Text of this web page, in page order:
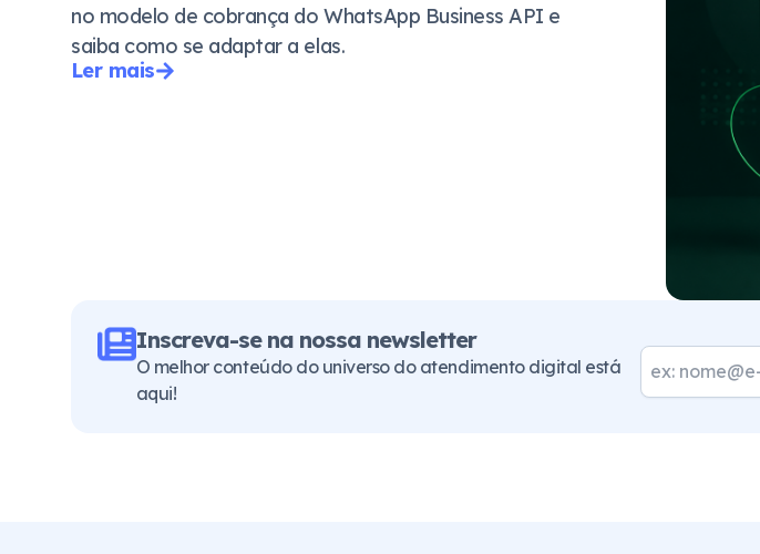
no modelo de cobrança do WhatsApp Business API e
saiba como se adaptar a elas.
Ler mais
Inscreva-se na nossa newsletter
O melhor conteúdo do universo do atendimento digital está
aqui!